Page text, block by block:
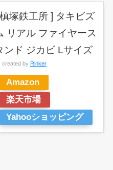
塚鉄工所 ] タキビズ
リアル ファイヤース
ンド ジカビ Lサイズ
created by Rinker
Amazon
楽天市場
Yahooショッピング